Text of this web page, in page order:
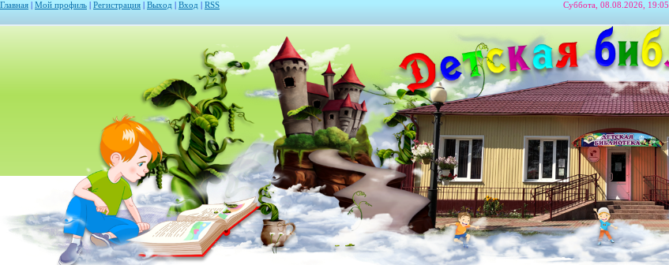
Главная Мой профиль Регистрация Выход Вход RSS Суббота, 08.08.2026, 19:05